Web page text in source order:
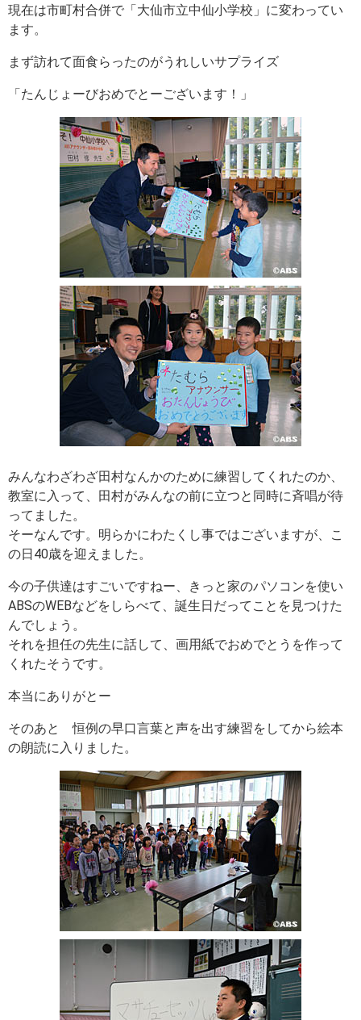
現在は市町村合併で「大仙市立中仙小学校」に変わってい
ます。
まず訪れて面食らったのがうれしいサプライズ
「たんじょーびおめでとーございます！」
みんなわざわざ田村なんかのために練習してくれたのか、
教室に入って、田村がみんなの前に立つと同時に斉唱が待
ってました。
そーなんです。明らかにわたくし事ではございますが、こ
の日40歳を迎えました。
今の子供達はすごいですねー、きっと家のパソコンを使い
ABSのWEBなどをしらべて、誕生日だってことを見つけた
んでしょう。
それを担任の先生に話して、画用紙でおめでとうを作って
くれたそうです。
本当にありがとー
そのあと 恒例の早口言葉と声を出す練習をしてから絵本
の朗読に入りました。